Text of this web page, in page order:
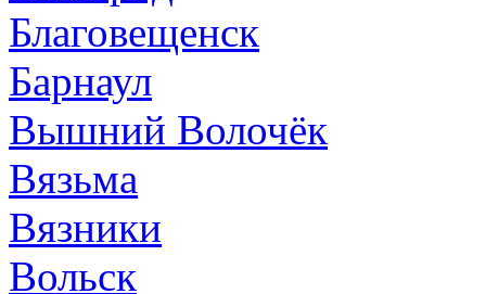
Благовещенск
Барнаул
Вышний Волочёк
Вязьма
Вязники
Вольск